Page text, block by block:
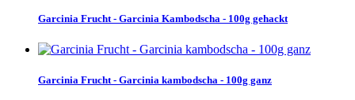
Garcinia Frucht - Garcinia Kambodscha - 100g gehackt
Garcinia Frucht - Garcinia kambodscha - 100g ganz